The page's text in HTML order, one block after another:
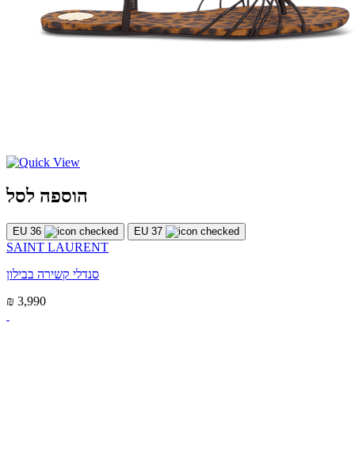
הוספה לסל
EU 36 EU 37
SAINT LAURENT
סנדלי קשירה בבילון
₪ 3,990